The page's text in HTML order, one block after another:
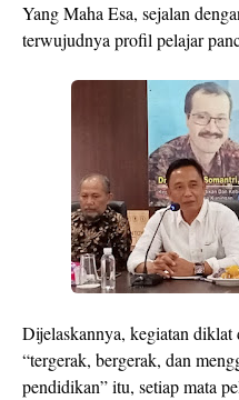
Yang Maha Esa, sejalan
terwujudnya profil pelajar
Dijelaskannya, kegiatan diklat
“tergerak, bergerak, dan
pendidikan” itu, setiap mata